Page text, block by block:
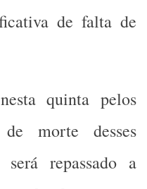
de falta de
quinta pelos
morte desses
repassado a